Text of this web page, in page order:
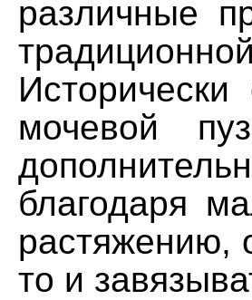
различные
мочевой
благодаря
растяжению,
то и